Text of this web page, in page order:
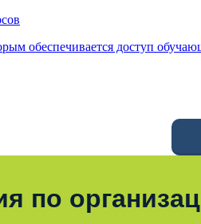
обеспечивается доступ
по